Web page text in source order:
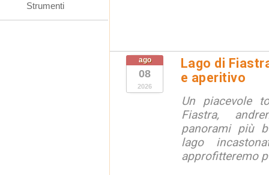
ago
08
2026
Lago di
e aperitivo
Un piacevole
Fiastra,
panorami più
lago
approfitteremo
Strumenti